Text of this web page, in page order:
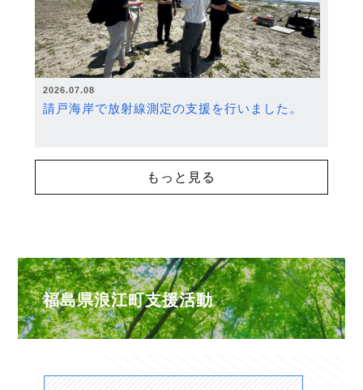
2026.07.08
請戸海岸で放射線測定の支援を行いました。
もっと見る
福島県浪江町支援活動